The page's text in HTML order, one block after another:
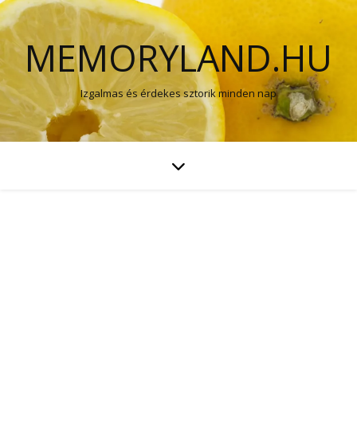
MEMORYLAND.HU
Izgalmas és érdekes sztorik minden nap